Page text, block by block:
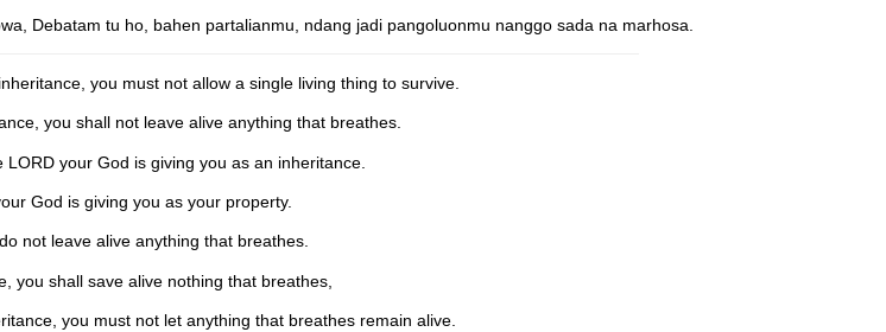
Debatam tu ho, bahen partalianmu, ndang jadi pangoluonmu nanggo sada na marhosa.
you must not allow a single living thing to survive.
you shall not leave alive anything that breathes.
your God is giving you as an inheritance.
God is giving you as your property.
not leave alive anything that breathes.
you shall save alive nothing that breathes,
you must not let anything that breathes remain alive.